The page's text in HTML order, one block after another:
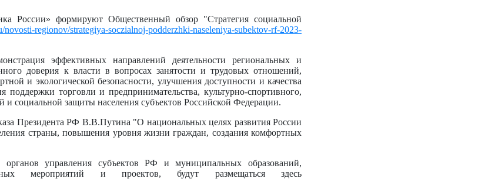
России» формируют Общественный обзор "Стратегия социальной
novosti-regionov/strategiya-soczialnoj-podderzhki-naseleniya-subektov-rf-2023-
эффективных направлений деятельности региональных и
доверия к власти в вопросах занятости и трудовых отношений,
и экологической безопасности, улучшения доступности и качества
торговли и предпринимательства, культурно-спортивного,
и социальной защиты населения субъектов Российской Федерации.
Президента РФ В.В.Путина "О национальных целях развития России
страны, повышения уровня жизни граждан, создания комфортных
управления субъектов РФ и муниципальных образований,
мероприятий и проектов, будут размещаться здесь